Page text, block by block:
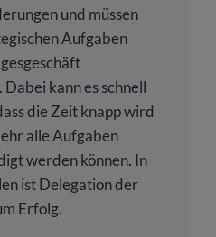
und müssen
Aufgaben
kann es schnell
die Zeit knapp wird
alle Aufgaben
werden können. In
ist Delegation der
Erfolg.